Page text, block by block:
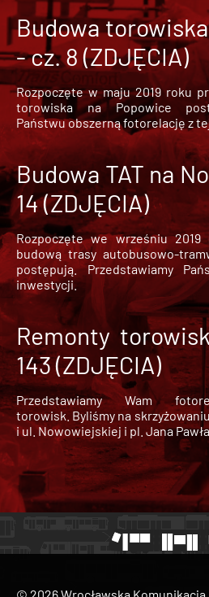
Budowa
- cz. 8 (ZDJĘCIA)
Rozpoczęte w maju 2019 roku
torowiska na Popowice
Państwu obszerną fotorelację z
Budowa TAT na
14 (ZDJĘCIA)
Rozpoczęte we wrześniu
budową trasy autobusowo-
postępują. Przedstawiamy
inwestycji.
Remonty
143 (ZDJĘCIA)
Przedstawiamy Wam
torowisk. Byliśmy na
i ul. Nowowiejskiej i pl. Jana